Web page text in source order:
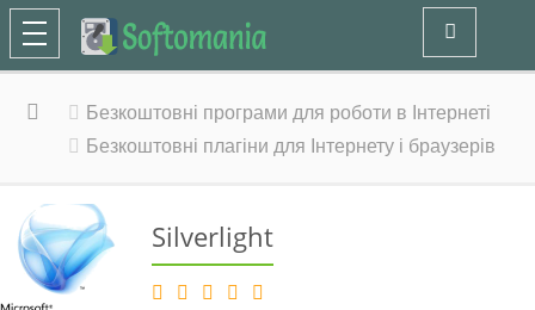
Безкоштовні програми для роботи в Інтернеті
Безкоштовні плагіни для Інтернету і браузерів
Silverlight